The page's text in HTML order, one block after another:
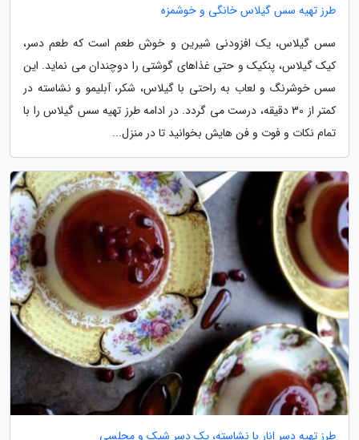
طرز تهیه سس گیلاس خانگی و خوشمزه
سس گیلاس، یک افزودنی شیرین و خوش طعم است که طعم دسر،
کیک گیلاس، پنکیک و حتی غذاهای گوشتی را دوچندان می نماید. این
سس خوشرنگ و لعاب به راحتی با گیلاس، شکر، آبلیمو و نشاسته در
کمتر از 30 دقیقه، درست می گردد. در ادامه طرز تهیه سس گیلاس را با
تمام نکات و فوت و فن هایش بخوانید تا در منزل...
طرز تهیه دسر انار با نشاسته، یک دسر شیک و مجلسی